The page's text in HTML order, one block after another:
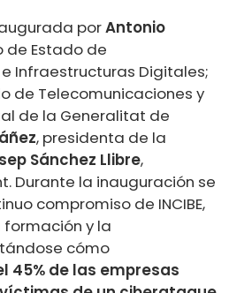
porAntonio
de Estado de
Infraestructuras Digitales;
de Telecomunicaciones y
de la Generalitat de
, presidenta de la
Sánchez Llibre,
Durante la inauguración se
compromiso de INCIBE,
formación y la
cómo
45% de las empresas